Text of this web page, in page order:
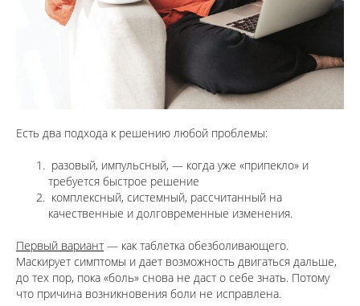
Есть два подхода к решению любой проблемы:
разовый, импульсный, — когда уже «припекло» и
требуется быстрое решение
комплексный, системный, рассчитанный на
качественные и долговременные изменения.
Первый вариант — как таблетка обезболивающего.
Маскирует симптомы и дает возможность двигаться дальше,
до тех пор, пока «боль» снова не даст о себе знать. Потому
что причина возникновения боли не исправлена.